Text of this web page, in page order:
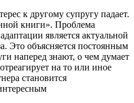
к другому супругу падает.
книги». Проблема
является актуальной
Это объясняется постоянным
наперед знают, о чем думает
на то или иное
становится